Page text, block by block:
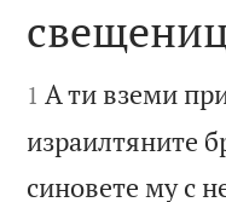


1 А ти вземи
израилтяните
синовете му с